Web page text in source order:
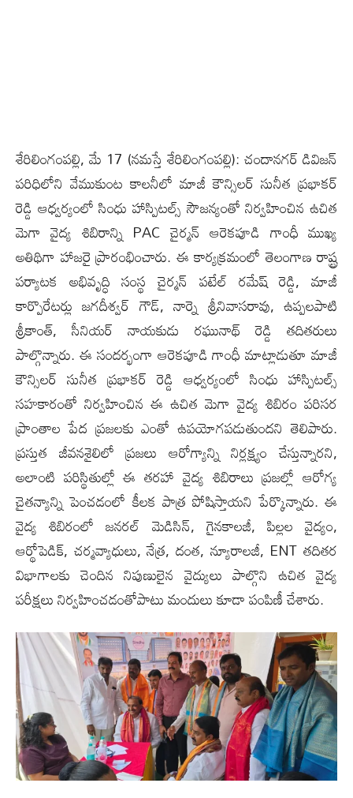
శేరిలింగంప‌ల్లి, మే 17 (న‌మ‌స్తే శేరిలింగంప‌ల్లి): చందానగర్ డివిజన్
పరిధిలోని వేముకుంట కాలనీలో మాజీ కౌన్సిలర్ సునీత ప్రభాకర్
రెడ్డి ఆధ్వర్యంలో సింధు హాస్పిటల్స్ సౌజన్యంతో నిర్వహించిన ఉచిత
మెగా వైద్య శిబిరాన్ని PAC చైర్మన్ ఆరెకపూడి గాంధీ ముఖ్య
అతిథిగా హాజరై ప్రారంభించారు. ఈ కార్యక్రమంలో తెలంగాణ రాష్ట్ర
పర్యాటక అభివృద్ధి సంస్థ చైర్మన్ పటేల్ రమేష్ రెడ్డి, మాజీ
కార్పొరేటర్లు జగదీశ్వర్ గౌడ్, నార్నె శ్రీనివాసరావు, ఉప్పలపాటి
శ్రీకాంత్, సీనియర్ నాయకుడు రఘునాథ్ రెడ్డి తదితరులు
పాల్గొన్నారు. ఈ సందర్భంగా ఆరెకపూడి గాంధీ మాట్లాడుతూ మాజీ
కౌన్సిలర్ సునీత ప్రభాకర్ రెడ్డి ఆధ్వర్యంలో సింధు హాస్పిటల్స్
సహకారంతో నిర్వహించిన ఈ ఉచిత మెగా వైద్య శిబిరం పరిసర
ప్రాంతాల పేద ప్రజలకు ఎంతో ఉపయోగపడుతుందని తెలిపారు.
ప్రస్తుత జీవనశైలిలో ప్రజలు ఆరోగ్యాన్ని నిర్లక్ష్యం చేస్తున్నారని,
అలాంటి పరిస్థితుల్లో ఈ తరహా వైద్య శిబిరాలు ప్రజల్లో ఆరోగ్య
చైతన్యాన్ని పెంచడంలో కీలక పాత్ర పోషిస్తాయని పేర్కొన్నారు. ఈ
వైద్య శిబిరంలో జనరల్ మెడిసిన్, గైనకాలజీ, పిల్లల వైద్యం,
ఆర్థోపెడిక్, చర్మవ్యాధులు, నేత్ర, దంత, న్యూరాలజీ, ENT తదితర
విభాగాలకు చెందిన నిపుణులైన వైద్యులు పాల్గొని ఉచిత వైద్య
పరీక్షలు నిర్వహించడంతోపాటు మందులు కూడా పంపిణీ చేశారు.